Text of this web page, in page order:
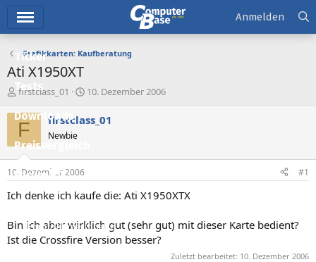
Ticker
Tests
Downloads
Preisvergleich
Forum
Aktuelles
Empfohlene Inhalte
Anmelden
Grafikkarten: Kaufberatung
Ati X1950XT
E
s
e
e
r
firstclass_01
E
s
t
a
10. Dezember 2006
F firstclass_01
Newbie
10. Dezember 2006 #1
Ich denke ich kaufe die: Ati X1950XTX
Bin ich aber wirklich gut (sehr gut) mit dieser Karte bedient?
Ist die Crossfire Version besser?
Zuletzt bearbeitet: 10. Dezember 2006